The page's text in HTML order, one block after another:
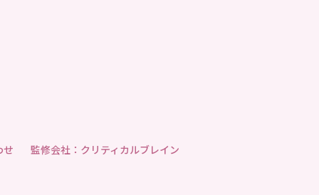
せ 監修会社：クリティカルブレイン